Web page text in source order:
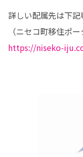
詳しい配属先は下記
https://niseko-